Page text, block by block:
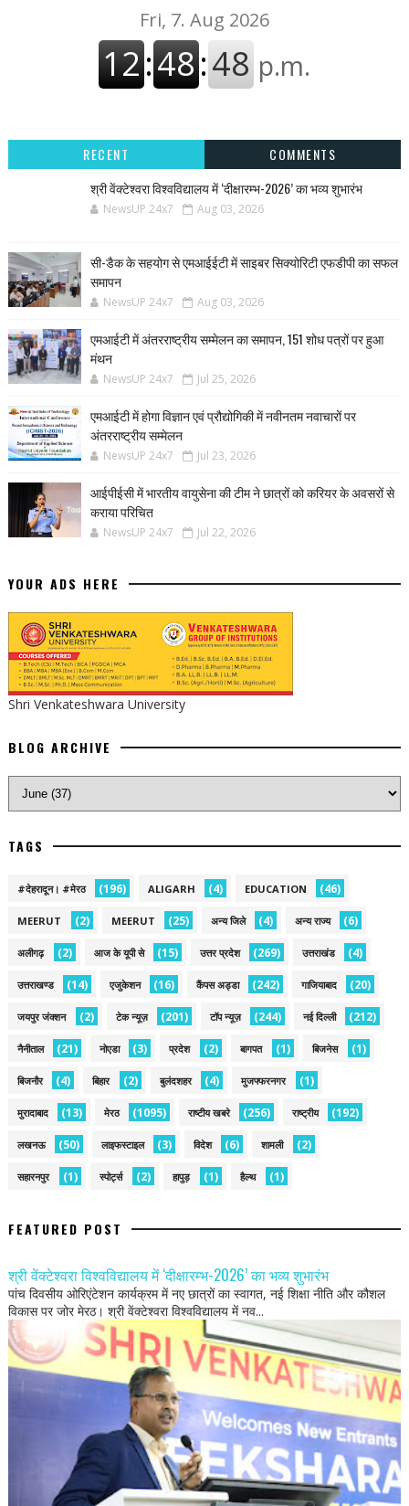
RECENT
COMMENTS
श्री वेंक्टेश्वरा विश्वविद्यालय में ‘दीक्षारम्भ-2026’ का भव्य शुभारंभ
NewsUP 24x7 Aug 03, 2026
सी-डैक के सहयोग से एमआईईटी में साइबर सिक्योरिटी एफडीपी का सफल
समापन
NewsUP 24x7 Aug 03, 2026
एमआईटी में अंतरराष्ट्रीय सम्मेलन का समापन, 151 शोध पत्रों पर हुआ
मंथन
NewsUP 24x7 Jul 25, 2026
एमआईटी में होगा विज्ञान एवं प्रौद्योगिकी में नवीनतम नवाचारों पर
अंतरराष्ट्रीय सम्मेलन
NewsUP 24x7 Jul 23, 2026
आईपीईसी में भारतीय वायुसेना की टीम ने छात्रों को करियर के अवसरों से
कराया परिचित
NewsUP 24x7 Jul 22, 2026
YOUR ADS HERE
Shri Venkateshwara University
BLOG ARCHIVE
TAGS
#देहरादून। #मेरठ (196) ALIGARH (4) EDUCATION (46)
MEERUT (2) MEERUT (25) अन्य जिले (4) अन्य राज्य (6)
अलीगढ़ (2) आज के यूपी से (15) उत्तर प्रदेश (269) उत्तराखंड (4)
उत्तराखण्ड (14) एजुकेशन (16) कैंपस अड्डा (242) गाजियाबाद (20)
जयपुर जंक्शन (2) टेक न्यूज़ (201) टॉप न्यूज़ (244) नई द‍िल्ली (212)
नैनीताल (21) नोएडा (3) प्रदेश (2) बागपत (1) बिजनेस (1)
बिजनौर (4) बिहार (2) बुलंदशहर (4) मुजफ्फरनगर (1)
मुरादाबाद (13) मेरठ (1095) राष्टीय खबरे (256) राष्ट्रीय (192)
लखनऊ (50) लाइफस्टाइल (3) विदेश (6) शामली (2)
सहारनपुर (1) स्पोर्ट्स (2) हापुड़ (1) हैल्थ (1)
FEATURED POST
श्री वेंक्टेश्वरा विश्वविद्यालय में ‘दीक्षारम्भ-2026’ का भव्य शुभारंभ
पांच दिवसीय ओरिएंटेशन कार्यक्रम में नए छात्रों का स्वागत, नई शिक्षा नीति और कौशल
विकास पर जोर मेरठ। श्री वेंक्टेश्वरा विश्वविद्यालय में नव...